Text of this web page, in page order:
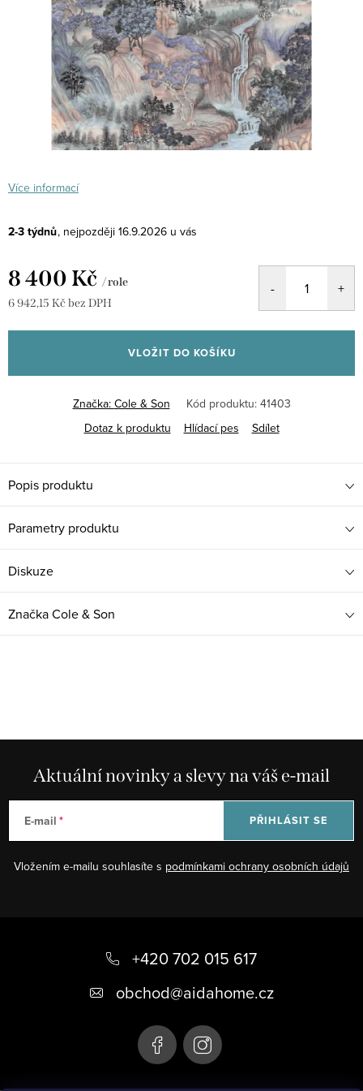
Více informací
2-3 týdnů 16.9.2026
8 400 Kč / role
6 942,15 Kč bez DPH
cena:
VLOŽIT DO KOŠÍKU
Značka: Cole & Son Kód produktu: 41403
Dotaz k produktu
Hlídací pes Sdílet
Popis produktu
Parametry produktu
Diskuze
ZnačkaCole & Son
Aktuální novinky a slevy na váš e-mail
E-mail
Vložením e-mailu souhlasíte s podmínkami ochrany osobních údajů
PŘIHLÁSIT SE
+420 702 015 617
obchod@aidahome.cz